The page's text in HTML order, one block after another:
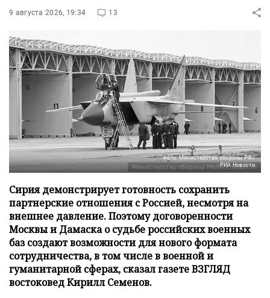
9 августа 2026, 19:34 13
Фото: Министерство обороны РФ/
РИА Новости
Сирия демонстрирует готовность сохранить
партнерские отношения с Россией, несмотря на
внешнее давление. Поэтому договоренности
Москвы и Дамаска о судьбе российских военных
баз создают возможности для нового формата
сотрудничества, в том числе в военной и
гуманитарной сферах, сказал газете ВЗГЛЯД
востоковед Кирилл Семенов.